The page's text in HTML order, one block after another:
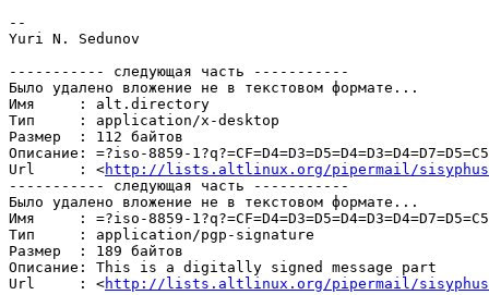
--
Yuri N. Sedunov
----------- следующая часть -----------
Было удалено вложение не в текстовом формате...
Имя     : alt.directory
Тип     : application/x-desktop
Размер  : 112 байтов
Описание: =?iso-8859-
Url     : <http://lists.altlinux.org/pipermail/sisyphus/
----------- следующая часть -----------
Было удалено вложение не в текстовом формате...
Имя     : =?iso-8859-
Тип     : application/pgp-signature
Размер  : 189 байтов
Описание: This is a digitally signed message part
Url     : <http://lists.altlinux.org/pipermail/sisyphus/